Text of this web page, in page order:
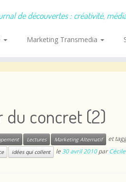
de découvertes : créativité,
Marketing Transmedia
du concret (2)
Lectures Marketing Alternatif et
idées qui collent le30 avril 2010 parCécile